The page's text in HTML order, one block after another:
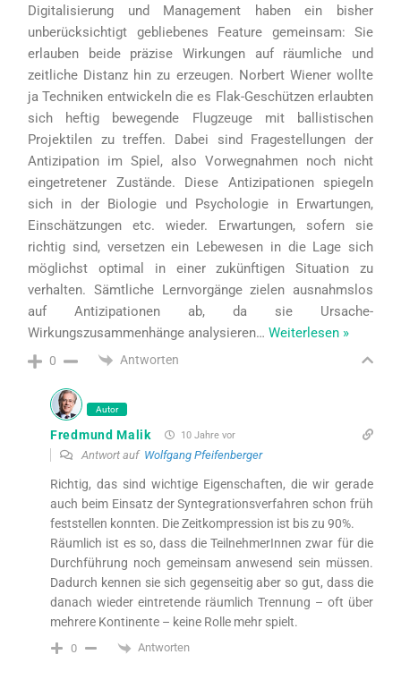
Digitalisierung und Management haben ein bisher
unberücksichtigt gebliebenes Feature gemeinsam: Sie
erlauben beide präzise Wirkungen auf räumliche und
zeitliche Distanz hin zu erzeugen. Norbert Wiener wollte
ja Techniken entwickeln die es Flak-Geschützen erlaubten
sich heftig bewegende Flugzeuge mit ballistischen
Projektilen zu treffen. Dabei sind Fragestellungen der
Antizipation im Spiel, also Vorwegnahmen noch nicht
eingetretener Zustände. Diese Antizipationen spiegeln
sich in der Biologie und Psychologie in Erwartungen,
Einschätzungen etc. wieder. Erwartungen, sofern sie
richtig sind, versetzen ein Lebewesen in die Lage sich
möglichst optimal in einer zukünftigen Situation zu
verhalten. Sämtliche Lernvorgänge zielen ausnahmslos
auf Antizipationen ab, da sie Ursache-
Wirkungszusammenhänge analysieren… Weiterlesen »
0 Antworten
Autor
Fredmund Malik 10 Jahre vor
Antwort auf Wolfgang Pfeifenberger
Richtig, das sind wichtige Eigenschaften, die wir gerade
auch beim Einsatz der Syntegrationsverfahren schon früh
feststellen konnten. Die Zeitkompression ist bis zu 90%.
Räumlich ist es so, dass die TeilnehmerInnen zwar für die
Durchführung noch gemeinsam anwesend sein müssen.
Dadurch kennen sie sich gegenseitig aber so gut, dass die
danach wieder eintretende räumlich Trennung – oft über
mehrere Kontinente – keine Rolle mehr spielt.
0 Antworten